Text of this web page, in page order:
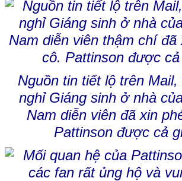
Nguồn tin tiết lộ trên
nghỉ Giáng sinh ở nhà
Nam diễn viên đã xin
Pattinson được cả